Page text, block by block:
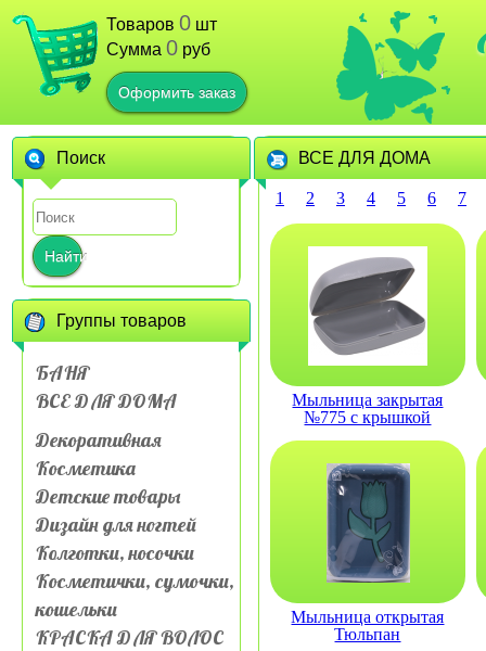
Товаров 0 шт
Сумма 0 руб
Оформить заказ
Поиск
Найти
Группы товаров
БАНЯ
ВСЕ ДЛЯ ДОМА
Декоративная
Косметика
Детские товары
Дизайн для ногтей
Колготки, носочки
Косметички, сумочки,
кошельки
КРАСКА ДЛЯ ВОЛОС
ВСЕ ДЛЯ ДОМА
1 2 3 4 5 6 7
Мыльница закрытая
№775 с крышкой
Мыльница открытая
Тюльпан